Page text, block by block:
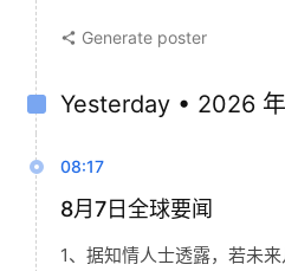
Generate poster
Yesterday • 2026
08:17
8月7日全球要闻
1、据知情人士透露，若未